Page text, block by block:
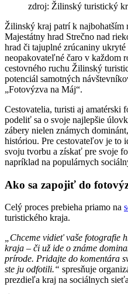
zdroj: Žilinský turistický
Žilinský kraj patrí k najbohatším
Majestátny hrad Strečno nad
hrad či tajuplné zrúcaniny
neopakovateľné čaro v každom
cestovného ruchu Žilinský
potenciál samotných
„Fotovýzva na Máj“.
Cestovatelia, turisti aj amatérski
podeliť sa o svoje najlepšie
zábery nielen známych
históriou. Pre cestovateľov je
svoju tvorbu a získať pre svoje
napríklad na populárnych
Ako sa zapojiť do
Celý proces prebieha priamo na
turistického kraja.
„Chceme vidieť vaše fotografie
kraja – či už ide o známe
prírode. Pridajte do komentára
ste ju odfotili.“ spresňuje
prezdieľa kraj na sociálnych